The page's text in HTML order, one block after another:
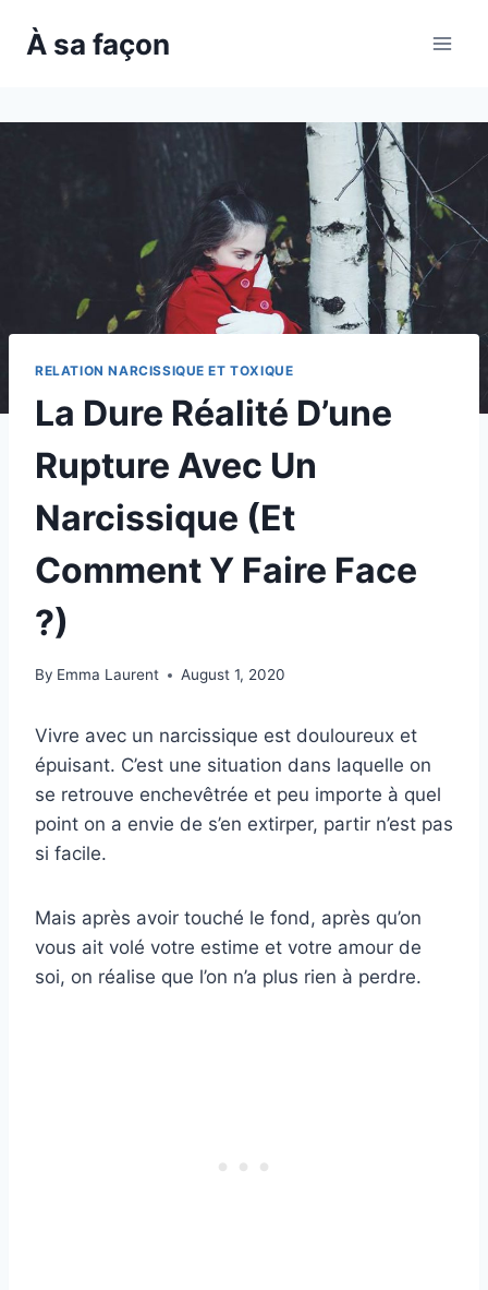
À sa façon
RELATION NARCISSIQUE ET TOXIQUE
La Dure Réalité D’une
Rupture Avec Un
Narcissique (Et
Comment Y Faire Face
?)
By Emma Laurent August 1, 2020
Vivre avec un narcissique est douloureux et
épuisant. C’est une situation dans laquelle on
se retrouve enchevêtrée et peu importe à quel
point on a envie de s’en extirper, partir n’est pas
si facile.
Mais après avoir touché le fond, après qu’on
vous ait volé votre estime et votre amour de
soi, on réalise que l’on n’a plus rien à perdre.